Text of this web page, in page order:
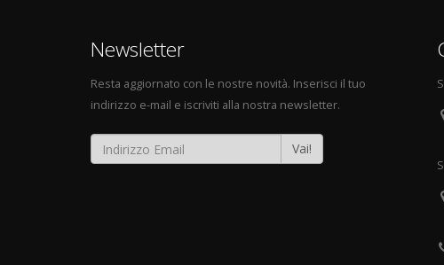
Newsletter
Resta aggiornato con le nostre novità. Inserisci il tuo
indirizzo e-mail e iscriviti alla nostra newsletter.
Vai!